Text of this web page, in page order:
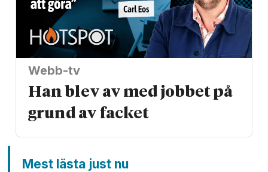
Webb-tv
Han blev av med jobbet på
grund av facket
Mest lästa just nu